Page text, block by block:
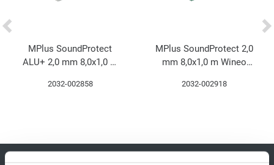
MPlus SoundProtect
ALU+ 2,0 mm 8,0x1,0 m
Polyurethan-Mineral
2032-002858
MPlus SoundProtect 2,0
mm 8,0x1,0 m Wineo
Mineral
2032-002918